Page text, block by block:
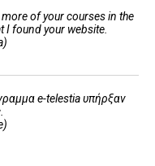
of your courses in the
I found your website.
e-telestia υπήρξαν